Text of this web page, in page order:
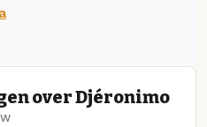
over Djéronimo